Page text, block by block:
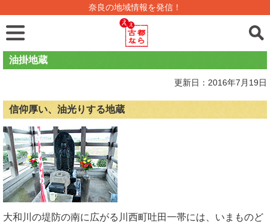
奈良の地域情報を発信！
油掛地蔵
更新日：2016年7月19日
信仰厚い、油光りする地蔵
大和川の堤防の南に広がる川西町吐田一帯には、いまものど